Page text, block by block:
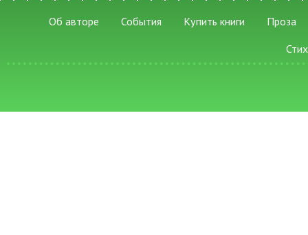
Об авторе События Купить книги
Проза